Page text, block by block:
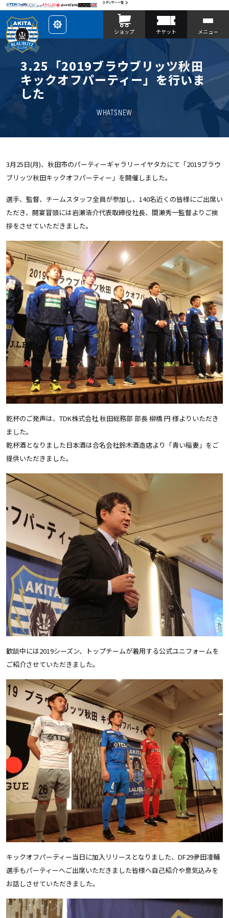
スポンサー一覧
レ
イ
ア
を
カ
ス
タ
マ
ショップ チケット メニュー
3.25「2019ブラウブリッツ秋田
キックオフパーティー」を行いま
した
WHATSNEW
3月25日(月)、秋田市のパーティーギャラリーイヤタカにて「2019ブラウ
ブリッツ秋田キックオフパーティー」を開催しました。
選手、監督、チームスタッフ全員が参加し、140名近くの皆様にご出席い
ただき、開宴冒頭には岩瀬浩介代表取締役社長、間瀬秀一監督よりご挨
拶をさせていただきました。
乾杯のご発声は、TDK株式会社 秋田総務部 部長 柳橋 円 様よりいただき
ました。
乾杯酒となりました日本酒は合名会社鈴木酒造店より「青い稲妻」をご
提供いただきました。
歓談中には2019シーズン、トップチームが着用する公式ユニフォームを
ご紹介させていただきました。
キックオフパーティー当日に加入リリースとなりました、DF29夛田凌輔
選手もパーティーへご出席いただきました皆様へ自己紹介や意気込みを
お話しさせていただきました。